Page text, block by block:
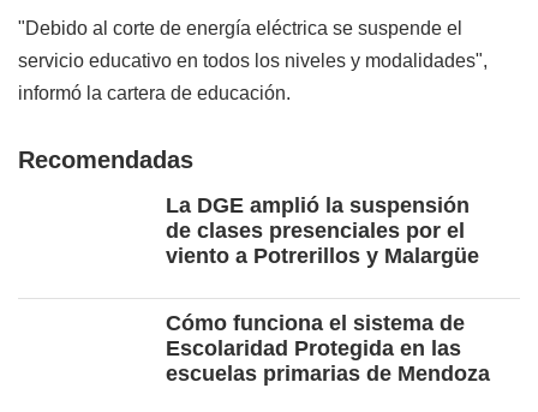
"Debido al corte de energía eléctrica se suspende el
servicio educativo en todos los niveles y modalidades",
informó la cartera de educación.
Recomendadas
La DGE amplió la suspensión
de clases presenciales por el
viento a Potrerillos y Malargüe
Cómo funciona el sistema de
Escolaridad Protegida en las
escuelas primarias de Mendoza